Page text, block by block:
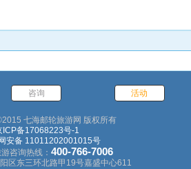
咨询 活动
七海邮轮旅游网 版权所有
ICP备17068223号-1
安备 11011202001015号
咨询热线： 400-766-7006
区东三环北路甲19号嘉盛中心611